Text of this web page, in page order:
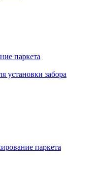
паркета